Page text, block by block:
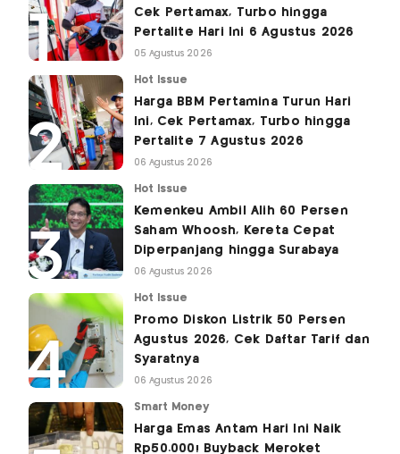
Cek Pertamax, Turbo hingga
Pertalite Hari Ini 6 Agustus 2026
05 Agustus 2026
Hot Issue
Harga BBM Pertamina Turun Hari
Ini, Cek Pertamax, Turbo hingga
Pertalite 7 Agustus 2026
06 Agustus 2026
Hot Issue
Kemenkeu Ambil Alih 60 Persen
Saham Whoosh, Kereta Cepat
Diperpanjang hingga Surabaya
06 Agustus 2026
Hot Issue
Promo Diskon Listrik 50 Persen
Agustus 2026, Cek Daftar Tarif dan
Syaratnya
06 Agustus 2026
Smart Money
Harga Emas Antam Hari Ini Naik
Rp50.000! Buyback Meroket